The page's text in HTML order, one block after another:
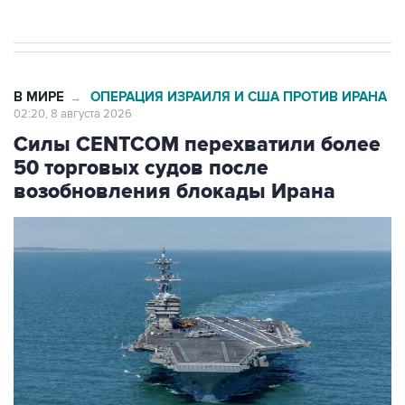
В МИРЕ → ОПЕРАЦИЯ ИЗРАИЛЯ И США ПРОТИВ ИРАНА
02:20, 8 августа 2026
Силы CENTCOM перехватили более
50 торговых судов после
возобновления блокады Ирана